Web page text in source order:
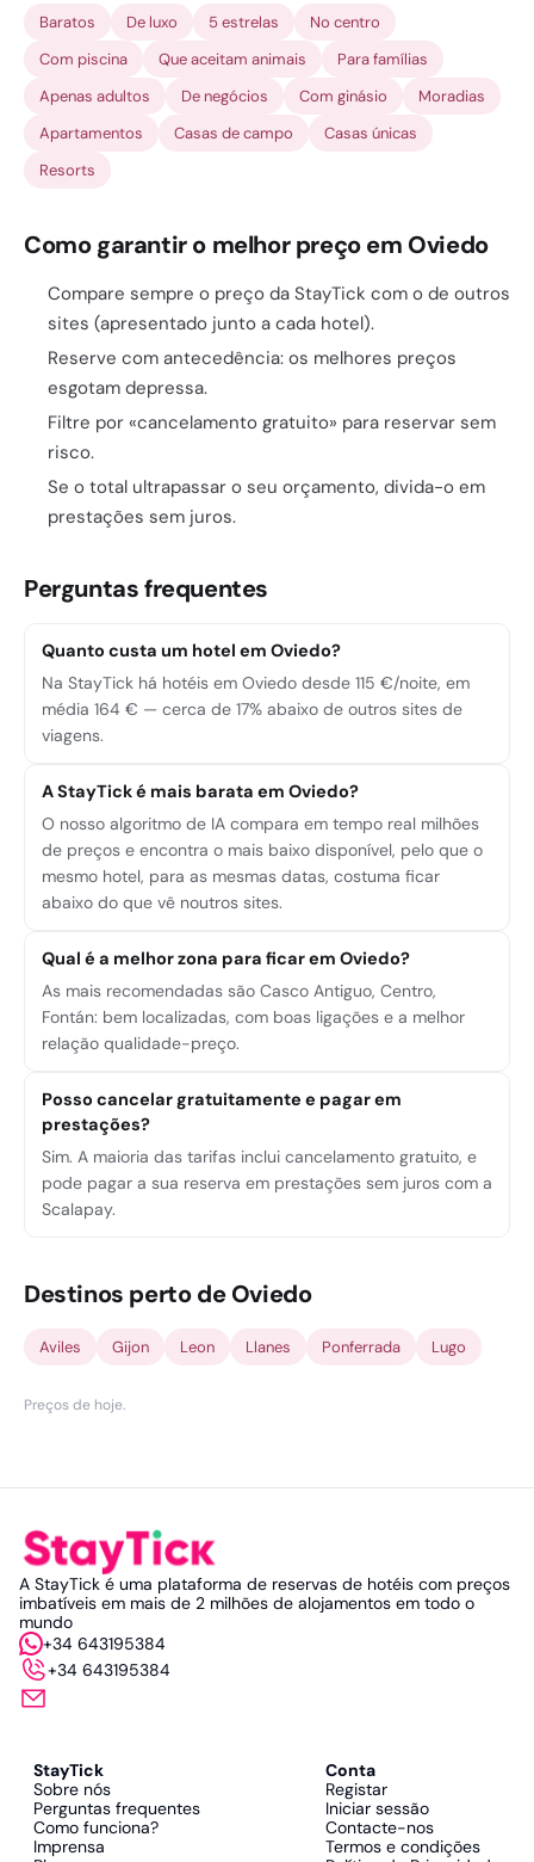
Baratos De luxo 5 estrelas
No centro
Com piscina
Que aceitam animais
Para famílias
Apenas adultos
De negócios Com ginásio
Moradias
Apartamentos
Casas de campo
Casas únicas
Resorts
Como garantir o melhor preço em Oviedo
Compare sempre o preço da StayTick com o de outros
sites (apresentado junto a cada hotel).
Reserve com antecedência: os melhores preços
esgotam depressa.
Filtre por «cancelamento gratuito» para reservar sem
risco.
Se o total ultrapassar o seu orçamento, divida-o em
prestações sem juros.
Perguntas frequentes
Quanto custa um hotel em Oviedo?
Na StayTick há hotéis em Oviedo desde 115 €/noite, em
média 164 € — cerca de 17% abaixo de outros sites de
viagens.
A StayTick é mais barata em Oviedo?
O nosso algoritmo de IA compara em tempo real milhões
de preços e encontra o mais baixo disponível, pelo que o
mesmo hotel, para as mesmas datas, costuma ficar
abaixo do que vê noutros sites.
Qual é a melhor zona para ficar em Oviedo?
As mais recomendadas são Casco Antiguo, Centro,
Fontán: bem localizadas, com boas ligações e a melhor
relação qualidade-preço.
Posso cancelar gratuitamente e pagar em
prestações?
Sim. A maioria das tarifas inclui cancelamento gratuito, e
pode pagar a sua reserva em prestações sem juros com a
Scalapay.
Destinos perto de Oviedo
Aviles Gijon Leon Llanes Ponferrada Lugo
Preços de hoje.
A StayTick é uma plataforma de reservas de hotéis com preços
imbatíveis em mais de 2 milhões de alojamentos em todo o
mundo
+34 643195384
+34 643195384
StayTick
Sobre nós
Perguntas frequentes
Como funciona?
Imprensa
Conta
Registar
Iniciar sessão
Contacte-nos
Termos e condições